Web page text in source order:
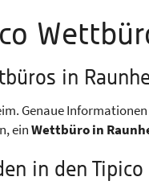
in
Genaue Informationen
einWettbüro in
in den